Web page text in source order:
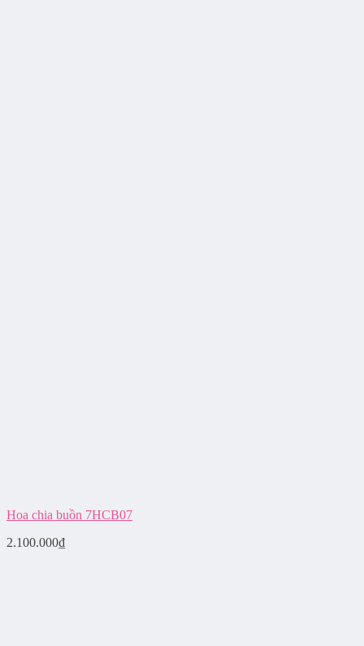
Hoa chia buồn 7HCB07
2.100.000₫